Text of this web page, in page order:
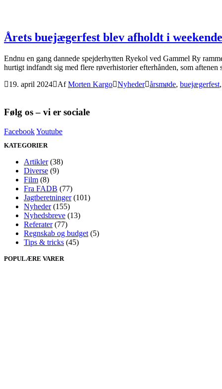
Årets buejægerfest blev afholdt i
Endnu en gang dannede spejderhytten Ryekol ved Gammel Ry
hurtigt indfandt sig med flere røverhistorier efterhånden, som
19. april 2024
AfMorten Kargo Nyheder årsmøde, buejægerfest
Følg os – vi er sociale
FacebookYoutube
KATEGORIER
Artikler(38)
Diverse (9)
Film (8)
Fra FADB (77)
Jagtberetninger(101)
Nyheder(155)
Nyhedsbreve (13)
Referater(77)
Regnskab og budget (5)
Tips & tricks (45)
POPULÆRE VARER